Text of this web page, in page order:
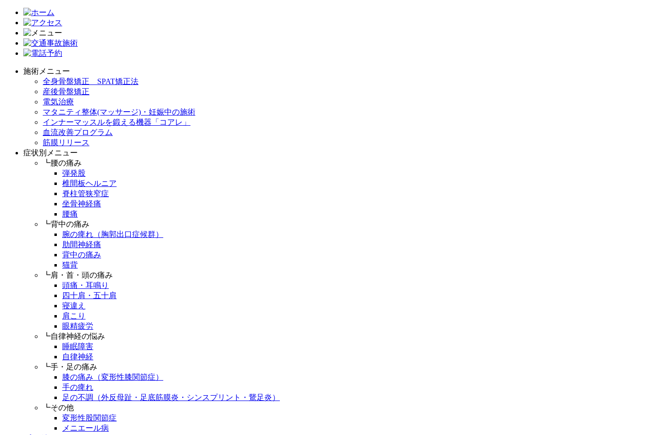
施術メニュー
全身骨盤矯正 SPAT矯正法
産後骨盤矯正
電気治療
マタニティ整体(マッサージ)・妊娠中の施術
インナーマッスルを鍛える機器「コアレ」
血流改善プログラム
筋膜リリース
症状別メニュー
┗腰の痛み
弾発股
椎間板ヘルニア
脊柱管狭窄症
坐骨神経痛
腰痛
┗背中の痛み
腕の痺れ（胸郭出口症候群）
肋間神経痛
背中の痛み
猫背
┗肩・首・頭の痛み
頭痛・耳鳴り
四十肩・五十肩
寝違え
肩こり
眼精疲労
┗自律神経の悩み
睡眠障害
自律神経
┗手・足の痛み
膝の痛み（変形性膝関節症）
手の痺れ
足の不調（外反母趾・足底筋膜炎・シンスプリント・鵞足炎）
┗その他
変形性股関節症
メニエール病